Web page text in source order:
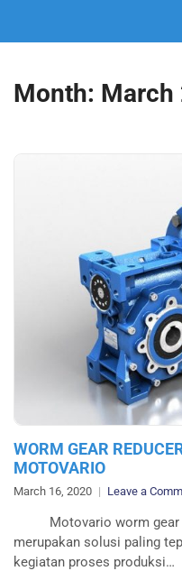
Month: March
WORM GEAR
MOTOVARIO
March 16, 2020 Leave a
Motovario worm gear
merupakan solusi paling
kegiatan proses produksi…